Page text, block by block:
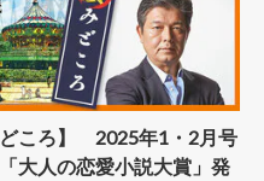
ころ】 2025年1・2月号
大人の恋愛小説大賞」発